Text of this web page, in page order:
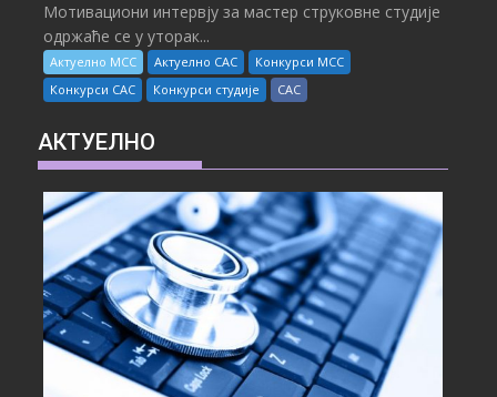
Мотивациони интервју за мастер струковне студије
одржаће се у уторак...
Актуелно МСС Актуелно САС
Конкурси МСС
Конкурси САС
Конкурси студије САС
АКТУЕЛНО